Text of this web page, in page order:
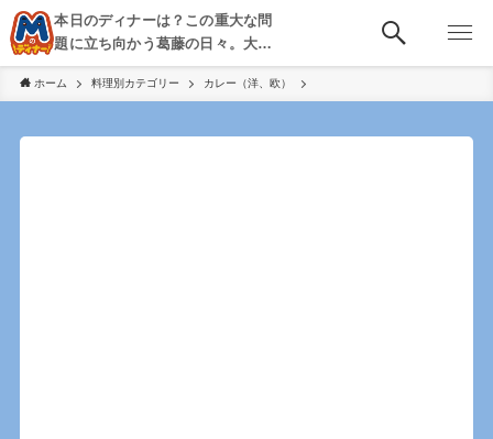
本日のディナーは？この重大な問
題に立ち向かう葛藤の日々。大
阪・京都・神戸を中心とした食べ
歩き、飲み歩きを綴る。
ホーム 料理別カテゴリー カレー（洋、欧）